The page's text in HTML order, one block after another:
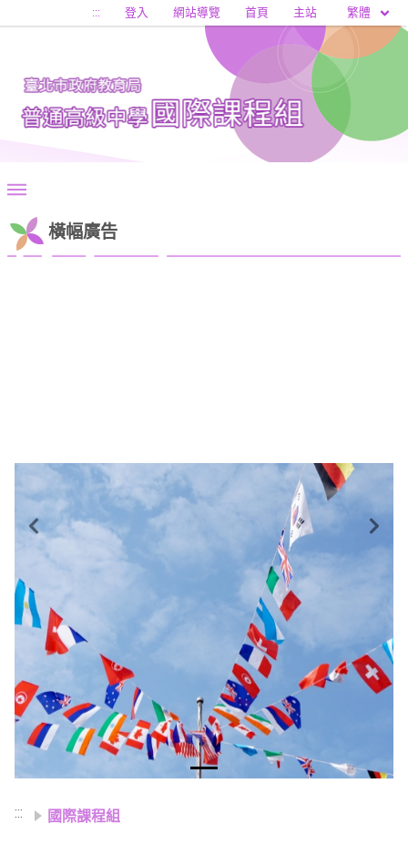
移至網頁之主要內容區位置
::: 登入 網站導覽 首頁 主站 繁體
橫幅廣告
Previous Next
::: 國際課程組